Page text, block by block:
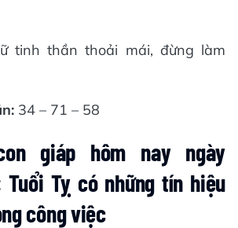
tinh thần thoải mái, đừng làm
34 – 71 – 58
giáp hôm nay ngày
Tỵ có những tín hiệu
công việc